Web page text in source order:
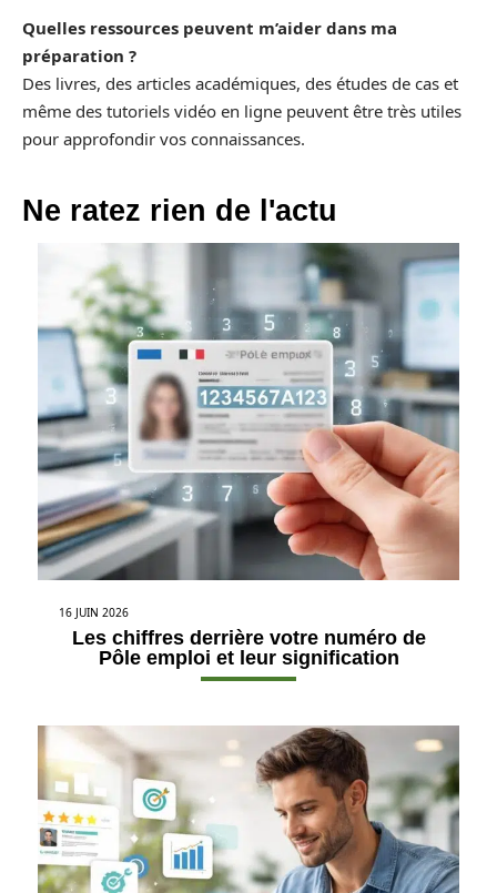
Quelles ressources peuvent m’aider dans ma
préparation ?
Des livres, des articles académiques, des études de cas et
même des tutoriels vidéo en ligne peuvent être très utiles
pour approfondir vos connaissances.
Ne ratez rien de l'actu
16 JUIN 2026
Les chiffres derrière votre numéro de
Pôle emploi et leur signification